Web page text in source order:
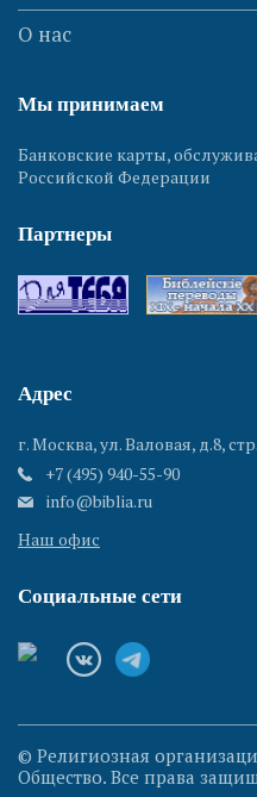
О нас
Мы принимаем
Банковские карты,
Российской Федерации
Партнеры
Адрес
г. Москва, ул. Валовая, д.8,
+7 (495) 940-55-90
info@biblia.ru
Наш офис
Социальные сети
© Религиозная
Общество. Все права